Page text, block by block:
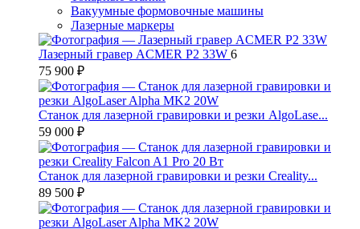
Вакуумные формовочные машины
Лазерные маркеры
Лазерный гравер ACMER P2 33W 6
75 900 ₽
Станок для лазерной гравировки и резки AlgoLase...
59 000 ₽
Станок для лазерной гравировки и резки Creality...
89 500 ₽